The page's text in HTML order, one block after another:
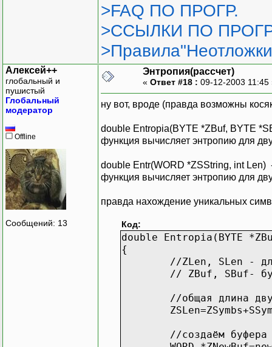
>FAQ ПО ПРОГР.
>ССЫЛКИ ПО
Алексей++
глобальный и
пушистый
Глобальный
модератор
Offline
Сообщений: 13
Энтропия(рассчет)
« Ответ #18 : 09-12-2003
ну вот, вроде (правда возможны
double Entropia(BYTE *ZBuf, BYTE
функция вычисляет энтропию для
double Entr(WORD *ZSString, int Len)
функция вычисляет энтропию для
правда нахождение уникальных
Код:
double Entropia(BYTE
{
//ZLen, SLen -
// ZBuf, SBuf-
//общая длина
//создаём буфера